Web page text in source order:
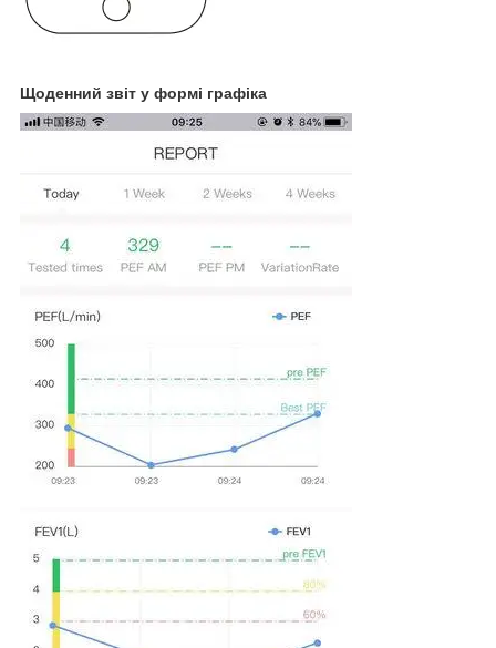
Щоденний звіт у формі графіка